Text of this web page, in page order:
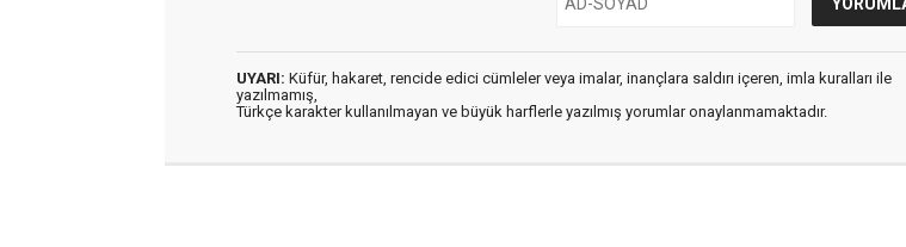
UYARI: Küfür, hakaret, rencide edici cümleler veya imalar, inançlara saldırı içeren, imla kuralları ile
yazılmamış,
Türkçe karakter kullanılmayan ve büyük harflerle yazılmış yorumlar onaylanmamaktadır.